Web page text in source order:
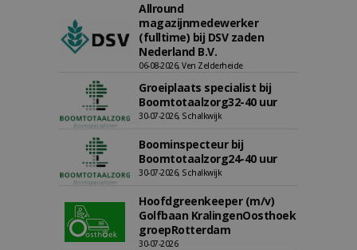
Allround
magazijnmedewerker
(fulltime) bij DSV zaden
Nederland B.V.
06-08-2026, Ven Zelderheide
Groeiplaats specialist bij
Boomtotaalzorg32-40 uur
30-07-2026, Schalkwijk
Boominspecteur bij
Boomtotaalzorg24-40 uur
30-07-2026, Schalkwijk
Hoofdgreenkeeper (m/v)
Golfbaan KralingenOosthoek
groepRotterdam
30-07-2026